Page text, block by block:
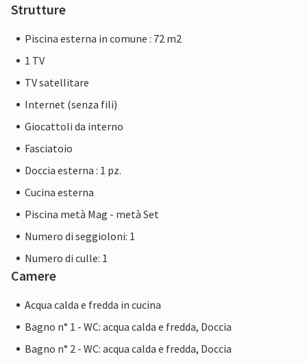
Strutture
Piscina esterna in comune : 72 m2
1 TV
TV satellitare
Internet (senza fili)
Giocattoli da interno
Fasciatoio
Doccia esterna : 1 pz.
Cucina esterna
Piscina metà Mag - metà Set
Numero di seggioloni: 1
Numero di culle: 1
Camere
Acqua calda e fredda in cucina
Bagno n° 1 - WC: acqua calda e fredda, Doccia
Bagno n° 2 - WC: acqua calda e fredda, Doccia